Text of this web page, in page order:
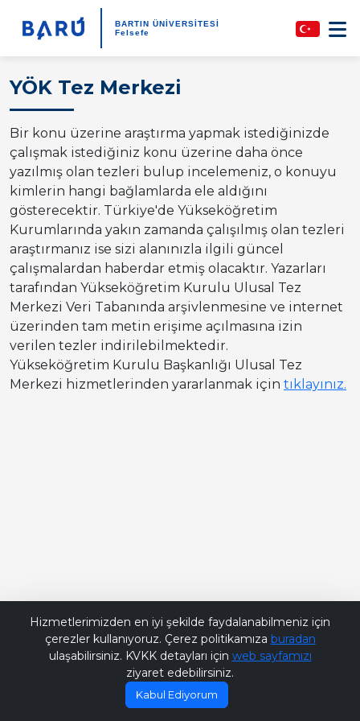
BARTIN ÜNİVERSİTESİ
Felsefe
YÖK Tez Merkezi
Bir konu üzerine araştırma yapmak istediğinizde
çalışmak istediğiniz konu üzerine daha önce
yazılmış olan tezleri bulup incelemeniz, o konuyu
kimlerin hangi bağlamlarda ele aldığını
gösterecektir. Türkiye'de Yükseköğretim
Kurumlarında yakın zamanda çalışılmış olan tezleri
araştırmanız ise sizi alanınızla ilgili güncel
çalışmalardan haberdar etmiş olacaktır. Yazarları
tarafından Yükseköğretim Kurulu Ulusal Tez
Merkezi Veri Tabanında arşivlenmesine ve internet
üzerinden tam metin erişime açılmasına izin
verilen tezler indirilebilmektedir.
Yükseköğretim Kurulu Başkanlığı Ulusal Tez
Merkezi hizmetlerinden yararlanmak için tıklayınız.
Hizmetlerimizden en iyi şekilde faydalanabilmeniz için
çerezler kullanıyoruz. Çerez politikamıza buradan
ulaşabilirsiniz. KVKK detayları için web sayfamızı
ziyaret edebilirsiniz.
Kabul Ediyorum
Bana Soru Sor | Ask Me